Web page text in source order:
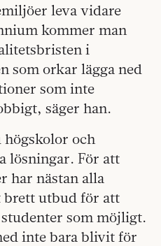
leva vidare
kommer man
i
som orkar lägga ned
som inte
säger han.
och
lösningar. För att
har nästan alla
brett utbud för att
som möjligt.
inte bara blivit för